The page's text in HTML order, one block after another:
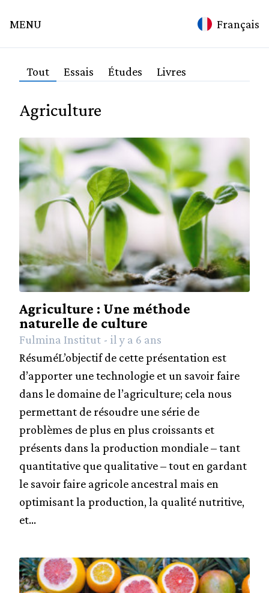
Accueil
Technologie
Spiritualité
Science
Médecine
Alchimie
Culture
Education
Environnement
Agriculture
Industrie
Histoire
Personnes
d'exception
Contact
MENU Français
Tout Essais Études Livres
Agriculture
Agriculture : Une méthode
naturelle de culture
Fulmina Institut - il y a 6 ans
RésuméL’objectif de cette présentation est
d’apporter une technologie et un savoir faire
dans le domaine de l’agriculture; cela nous
permettant de résoudre une série de
problèmes de plus en plus croissants et
présents dans la production mondiale – tant
quantitative que qualitative – tout en gardant
le savoir faire agricole ancestral mais en
optimisant la production, la qualité nutritive,
et...